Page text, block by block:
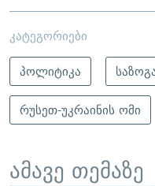
კატეგორიები
პოლიტიკა
რუსეთ-უკრაინის ომი
ამავე თემაზე